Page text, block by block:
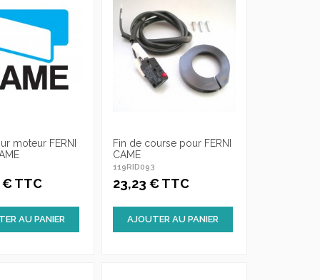
moteur FERNI
€ TTC
AU PANIER
Fin de course pour FERNI
CAME
119RID093
23,23 € TTC
AJOUTER AU PANIER